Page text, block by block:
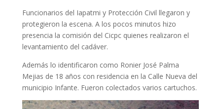
Funcionarios del Iapatmi y Protección Civil llegaron y
protegieron la escena. A los pocos minutos hizo
presencia la comisión del Cicpc quienes realizaron el
levantamiento del cadáver.
Además lo identificaron como Ronier José Palma
Mejias de 18 años con residencia en la Calle Nueva del
municipio Infante. Fueron colectados varios cartuchos.